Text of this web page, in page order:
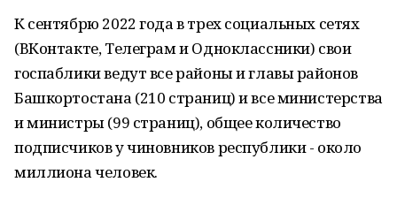
К сентябрю 2022 года в трех социальных сетях
(ВКонтакте, Телеграм и Одноклассники) свои
госпаблики ведут все районы и главы районов
Башкортостана (210 страниц) и все министерства
и министры (99 страниц), общее количество
подписчиков у чиновников республики - около
миллиона человек.